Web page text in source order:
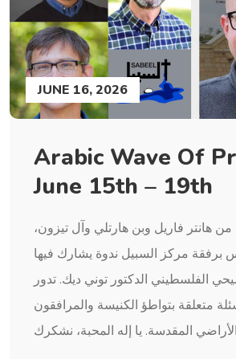
JUNE 16, 2026
Arabic Wave Of
June 15th – 19th
هانتر فاريل وبن هارتلي وآل تيزون،
برفقة مركز السبيل ندوة يشارك فيها
الفلسطيني الدكتور توني ديك. تدور
متعلقة بتواطؤ الكنيسة والمرافقون
المقدسة. يا إله المحبة، نشكرك